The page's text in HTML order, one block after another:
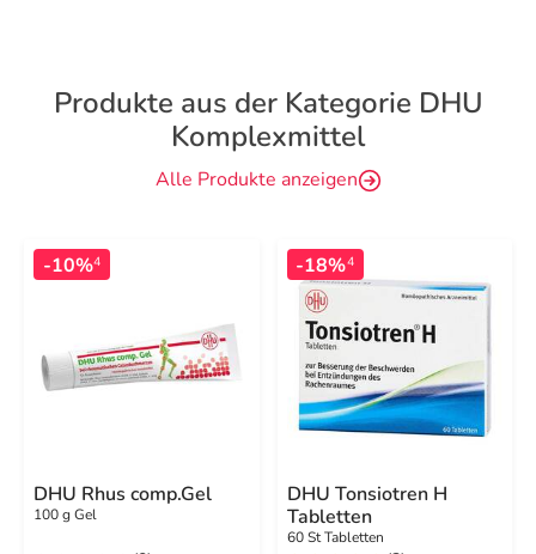
Produkte aus der Kategorie DHU
Komplexmittel
Alle Produkte anzeigen
-10%4
DHU Rhus comp.Gel
100 g Gel
-18%4
DHU Tonsiotren H
Tabletten
60 St Tabletten